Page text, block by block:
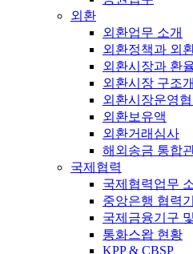
외환
외환업무 소개
외환정책과 외
외환시장과 환
외환시장 구조
외환시장운영협
외환보유액
외환거래심사
해외송금 통합
국제협력
국제협력업무
중앙은행 협력
국제금융기구
통화스왑 현황
KPP & CBSP